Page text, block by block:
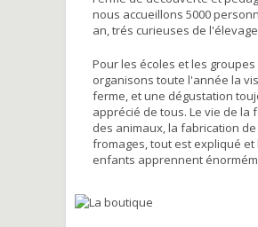
nous accueillons 5000
an, trés curieuses de
Pour les écoles et les
organisons toute l'année la
ferme, et une dégustation
apprécié de tous. Le vie de la
des animaux, la fabrication
fromages, tout est expliqué et
enfants apprennent